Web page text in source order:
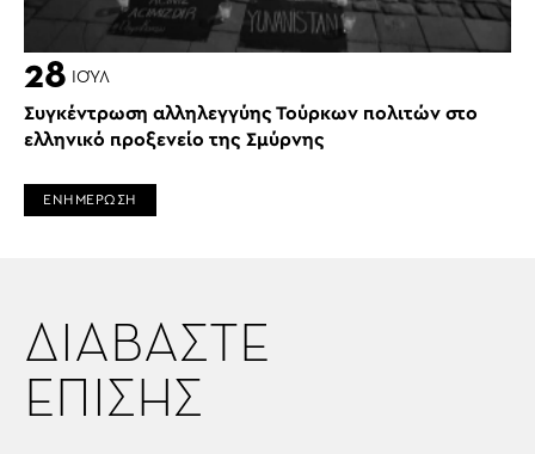
28 ΙΟΎΛ
Συγκέντρωση αλληλεγγύης Τούρκων πολιτών στο
ελληνικό προξενείο της Σμύρνης
ΕΝΗΜΕΡΩΣΗ
ΔΙΑΒΑΣΤΕ
ΕΠΙΣΗΣ